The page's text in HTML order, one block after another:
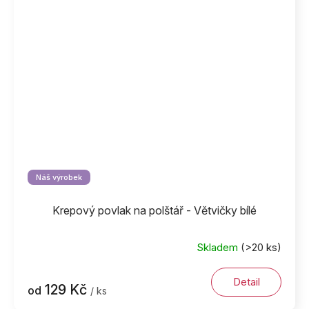
Náš výrobek
Krepový povlak na polštář - Větvičky bílé
Skladem (>20 ks)
od 129 Kč / ks
Detail